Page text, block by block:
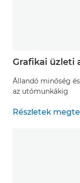
Grafikai üzleti
Állandó minőség
az utómunkákig
Részletek
Részletek